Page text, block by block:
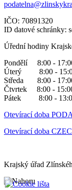
IČO: 70891320
ID datové schránky:
Úřední hodiny
Pondělí 8:00 -
Úterý 8:00 -
Středa 8:00 -
Čtvrtek 8:00 -
Pátek 8:00 -
Otevírací doba
Otevírací doba
Krajský úřad